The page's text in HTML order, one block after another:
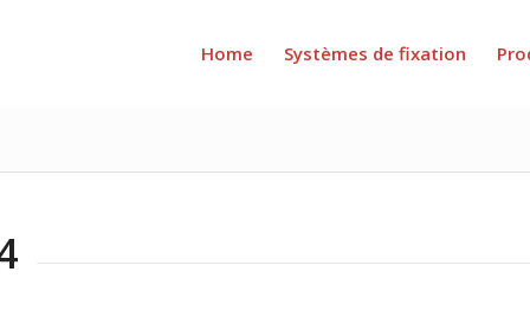
Home Systèmes de fixation